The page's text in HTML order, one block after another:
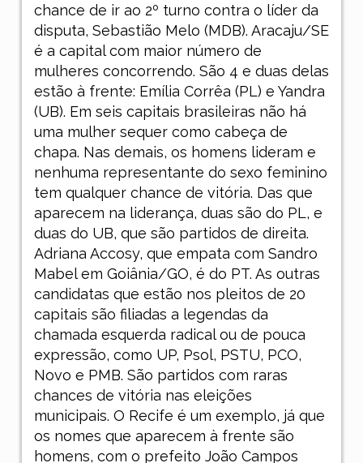
chance de ir ao 2º turno contra o líder da
disputa, Sebastião Melo (MDB). Aracaju/SE
é a capital com maior número de
mulheres concorrendo. São 4 e duas delas
estão à frente: Emília Corrêa (PL) e Yandra
(UB). Em seis capitais brasileiras não há
uma mulher sequer como cabeça de
chapa. Nas demais, os homens lideram e
nenhuma representante do sexo feminino
tem qualquer chance de vitória. Das que
aparecem na liderança, duas são do PL, e
duas do UB, que são partidos de direita.
Adriana Accosy, que empata com Sandro
Mabel em Goiânia/GO, é do PT. As outras
candidatas que estão nos pleitos de 20
capitais são filiadas a legendas da
chamada esquerda radical ou de pouca
expressão, como UP, Psol, PSTU, PCO,
Novo e PMB. São partidos com raras
chances de vitória nas eleições
municipais. O Recife é um exemplo, já que
os nomes que aparecem à frente são
homens, com o prefeito João Campos